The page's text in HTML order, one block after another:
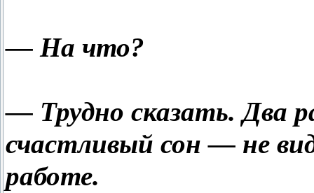
— На что?
— Трудно сказать. Два
счастливый сон — не
работе.